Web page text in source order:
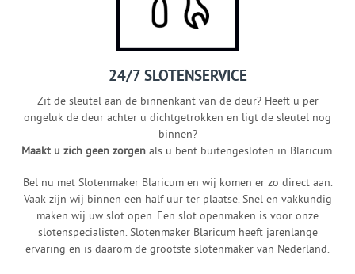
24/7 SLOTENSERVICE
Zit de sleutel aan de binnenkant van de deur? Heeft u per
ongeluk de deur achter u dichtgetrokken en ligt de sleutel nog
binnen?
Maakt u zich geen zorgenals u bent buitengesloten in Blaricum.
Bel nu met Slotenmaker Blaricum en wij komen er zo direct aan.
Vaak zijn wij binnen een half uur ter plaatse. Snel en vakkundig
maken wij uw slot open. Een slot openmaken is voor onze
slotenspecialisten. Slotenmaker Blaricum heeft jarenlange
ervaring en is daarom de grootste slotenmaker van Nederland.